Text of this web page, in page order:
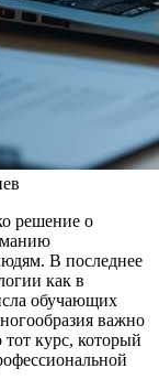
решение о
В последнее
как в
обучающих
важно
курс, который